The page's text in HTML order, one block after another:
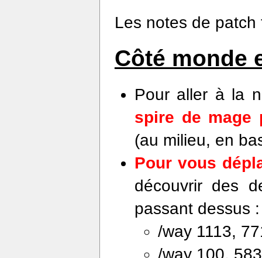
Les notes de
Côté monde
Pour aller à la
spire de mage
(au milieu, en
Pour vous
découvrir des
passant dessus :
/way 1113,
/way 100,